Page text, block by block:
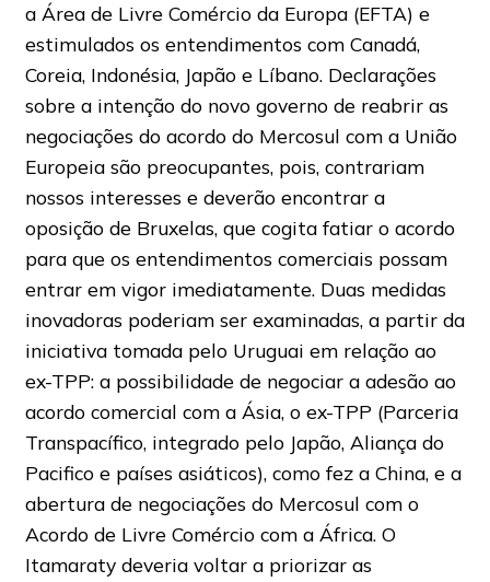
a Área de Livre Comércio da Europa (EFTA) e
estimulados os entendimentos com Canadá,
Coreia, Indonésia, Japão e Líbano. Declarações
sobre a intenção do novo governo de reabrir as
negociações do acordo do Mercosul com a União
Europeia são preocupantes, pois, contrariam
nossos interesses e deverão encontrar a
oposição de Bruxelas, que cogita fatiar o acordo
para que os entendimentos comerciais possam
entrar em vigor imediatamente. Duas medidas
inovadoras poderiam ser examinadas, a partir da
iniciativa tomada pelo Uruguai em relação ao
ex-TPP: a possibilidade de negociar a adesão ao
acordo comercial com a Ásia, o ex-TPP (Parceria
Transpacífico, integrado pelo Japão, Aliança do
Pacifico e países asiáticos), como fez a China, e a
abertura de negociações do Mercosul com o
Acordo de Livre Comércio com a África. O
Itamaraty deveria voltar a priorizar as